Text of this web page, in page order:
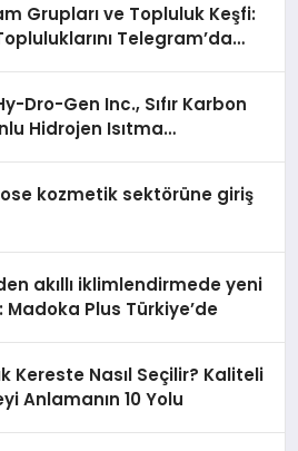
Grupları ve Topluluk Keşfi:
Telegram’da
Dro-Gen Inc., Sıfır Karbon
Hidrojen Isıtma
kozmetik sektörüne giriş
akıllı iklimlendirmede yeni
Madoka Plus Türkiye’de
Kereste Nasıl Seçilir? Kaliteli
Anlamanın 10 Yolu